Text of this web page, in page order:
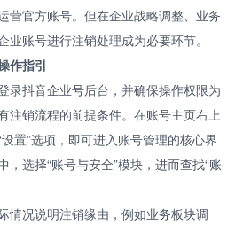
营官方账号。但在企业战略调整、业务
账号进行注销处理成为必要环节。
作指引
录抖音企业号后台，并确保操作权限为
注销流程的前提条件。在账号主页右上
置”选项，即可进入账号管理的核心界
选择“账号与安全”模块，进而查找“账
情况说明注销缘由，例如业务板块调